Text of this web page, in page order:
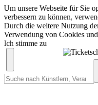
Um unsere Webseite für Sie
verbessern zu können,
Durch die weitere Nutzung
Verwendung von Cookies
Ich stimme zu